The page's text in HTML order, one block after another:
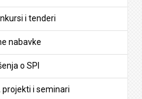
i tenderi
nabavke
o SPI
projekti i seminari